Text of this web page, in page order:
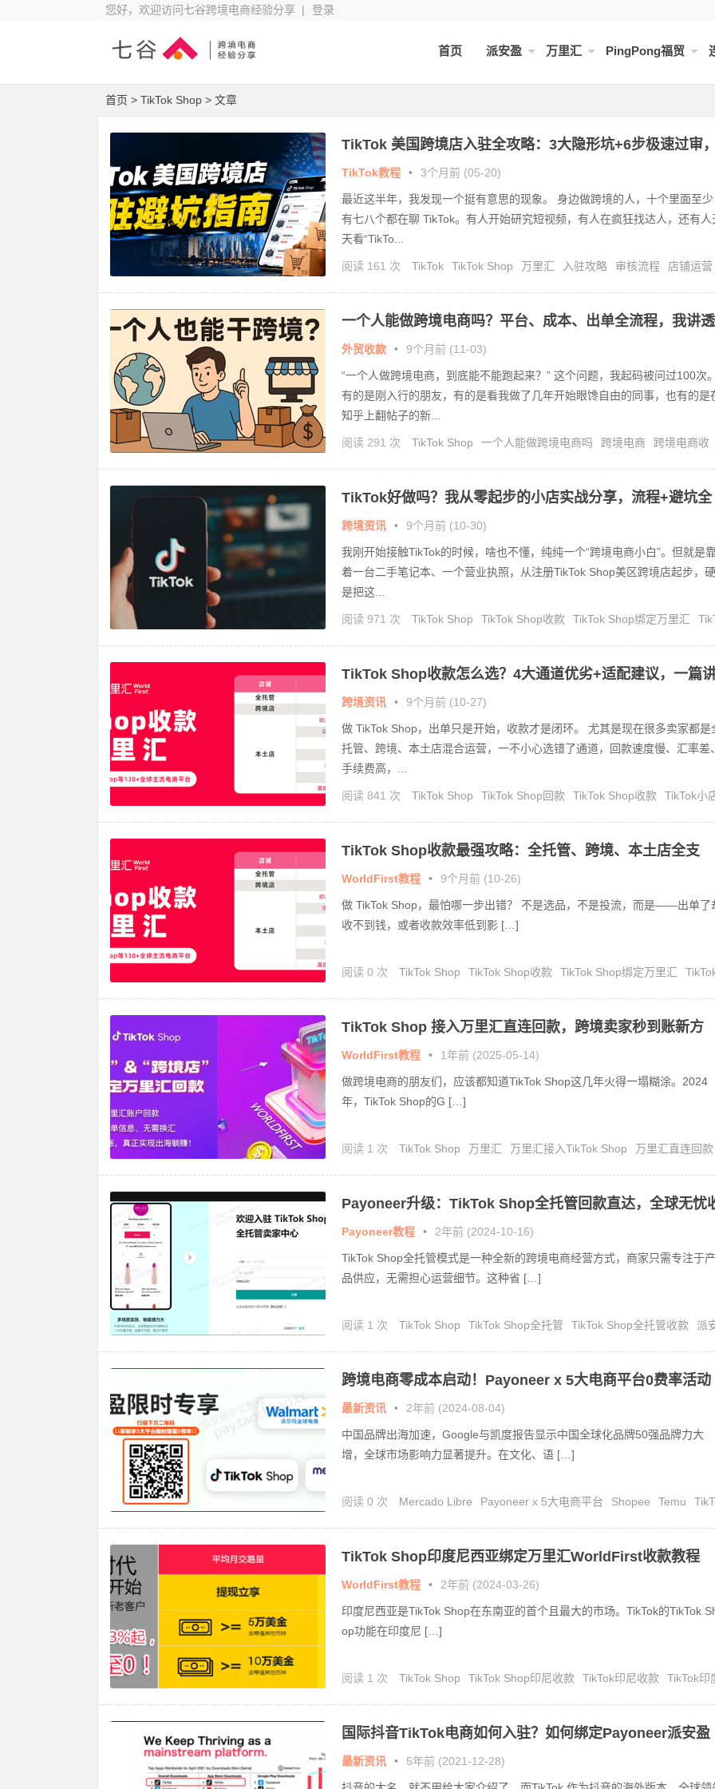
您好，欢迎访问七谷跨境电商经验分享 | 登录
首页 派安盈 万里汇 PingPong福贸
首页 > TikTok Shop > 文章
TikTok 美国跨境店入驻全攻略：3大隐形坑+6步极速过审，
避免踩雷！
TikTok教程 • 3个月前 (05-20)
最近这半年，我发现一个挺有意思的现象。 身边做跨境的人，十个里面至少
有七八个都在聊 TikTok。有人开始研究短视频，有人在疯狂找达人，还有人
天看“TikTo...
阅读 161 次 TikTok TikTok Shop 万里汇 入驻攻略 审核流程
店铺运营
一个人能做跨境电商吗？平台、成本、出单全流程，我讲透
了！
外贸收款 • 9个月前 (11-03)
“一个人做跨境电商，到底能不能跑起来？” 这个问题，我起码被问过100次。
有的是刚入行的朋友，有的是看我做了几年开始眼馋自由的同事，也有的是
知乎上翻帖子的新...
阅读 291 次 TikTok Shop 一个人能做跨境电商吗 跨境电商
跨境电商收
TikTok好做吗？我从零起步的小店实战分享，流程+避坑全
写了
跨境资讯 • 9个月前 (10-30)
我刚开始接触TikTok的时候，啥也不懂，纯纯一个“跨境电商小白”。但就是靠
着一台二手笔记本、一个营业执照，从注册TikTok Shop美区跨境店起步，硬
是把这...
阅读 971 次 TikTok Shop TikTok Shop收款 TikTok Shop绑定万里汇
TikTok Shop收款怎么选？4大通道优劣+适配建议，一篇
透！
跨境资讯 • 9个月前 (10-27)
做 TikTok Shop，出单只是开始，收款才是闭环。 尤其是现在很多卖家都是
托管、跨境、本土店混合运营，一不小心选错了通道，回款速度慢、汇率差、
手续费高，...
阅读 841 次 TikTok Shop TikTok Shop回款 TikTok Shop收款
TikTok小
TikTok Shop收款最强攻略：全托管、跨境、本土店全支
持，一站式搞定回款！
WorldFirst教程 • 9个月前 (10-26)
做 TikTok Shop，最怕哪一步出错？ 不是选品，不是投流，而是——出单了
收不到钱，或者收款效率低到影 […]
阅读 0 次 TikTok Shop TikTok Shop收款 TikTok Shop绑定万里汇
TikTok Shop 接入万里汇直连回款，跨境卖家秒到账新方
案！
WorldFirst教程 • 1年前 (2025-05-14)
做跨境电商的朋友们，应该都知道TikTok Shop这几年火得一塌糊涂。2024
年，TikTok Shop的G […]
阅读 1 次 TikTok Shop 万里汇 万里汇接入TikTok Shop 万里汇直连回款
Payoneer升级：TikTok Shop全托管回款直达，全球无忧
款！
Payoneer教程 • 2年前 (2024-10-16)
TikTok Shop全托管模式是一种全新的跨境电商经营方式，商家只需专注于产
品供应，无需担心运营细节。这种省 […]
阅读 1 次 TikTok Shop TikTok Shop全托管 TikTok Shop全托管收款
派
跨境电商零成本启动！Payoneer x 5大电商平台0费率活动
来袭
最新资讯 • 2年前 (2024-08-04)
中国品牌出海加速，Google与凯度报告显示中国全球化品牌50强品牌力大
增，全球市场影响力显著提升。在文化、语 […]
阅读 0 次 Mercado Libre Payoneer x 5大电商平台 Shopee Temu
TikTok Shop印度尼西亚绑定万里汇WorldFirst收款教程
WorldFirst教程 • 2年前 (2024-03-26)
印度尼西亚是TikTok Shop在东南亚的首个且最大的市场。TikTok的TikTok
op功能在印度尼 […]
阅读 1 次 TikTok Shop TikTok Shop印尼收款 TikTok印尼收款
TikTok印
国际抖音TikTok电商如何入驻？如何绑定Payoneer派安盈
收款？
最新资讯 • 5年前 (2021-12-28)